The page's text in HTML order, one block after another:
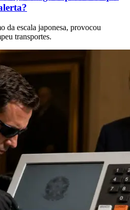
da escala japonesa, provocou
transportes.